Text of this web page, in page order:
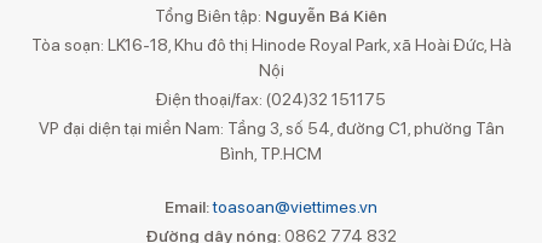
Tổng Biên tập: Nguyễn Bá Kiên
Tòa soạn: LK16-18, Khu đô thị Hinode Royal Park, xã Hoài Đức, Hà
Nội
Điện thoại/fax: (024)32 151175
VP đại diện tại miền Nam: Tầng 3, số 54, đường C1, phường Tân
Bình, TP.HCM
Email:toasoan@viettimes.vn
Đường dây nóng: 0862 774 832